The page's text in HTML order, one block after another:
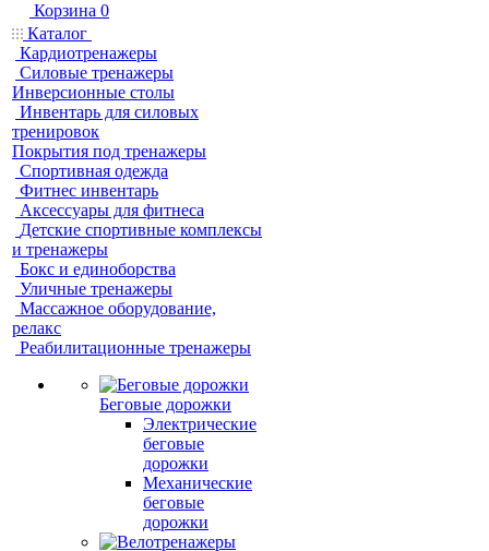
Корзина 0
Каталог
Кардиотренажеры
Силовые тренажеры
Инверсионные столы
Инвентарь для силовых
тренировок
Покрытия под тренажеры
Спортивная одежда
Фитнес инвентарь
Аксессуары для фитнеса
Детские спортивные комплексы
и тренажеры
Бокс и единоборства
Уличные тренажеры
Массажное оборудование,
релакс
Реабилитационные тренажеры
Беговые дорожки
Электрические
беговые
дорожки
Механические
беговые
дорожки